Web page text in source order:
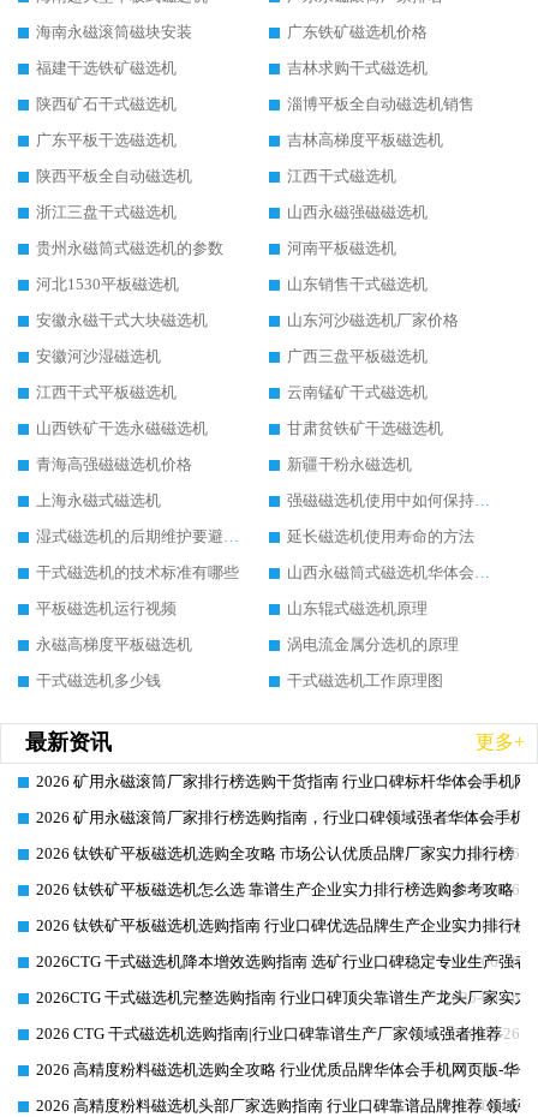
海南永磁滚筒磁块安装
广东铁矿磁选机价格
福建干选铁矿磁选机
吉林求购干式磁选机
陕西矿石干式磁选机
淄博平板全自动磁选机销售
广东平板干选磁选机
吉林高梯度平板磁选机
陕西平板全自动磁选机
江西干式磁选机
浙江三盘干式磁选机
山西永磁强磁磁选机
贵州永磁筒式磁选机的参数
河南平板磁选机
河北1530平板磁选机
山东销售干式磁选机
安徽永磁干式大块磁选机
山东河沙磁选机厂家价格
安徽河沙湿磁选机
广西三盘平板磁选机
江西干式平板磁选机
云南锰矿干式磁选机
山西铁矿干选永磁磁选机
甘肃贫铁矿干选磁选机
青海高强磁磁选机价格
新疆干粉永磁选机
上海永磁式磁选机
强磁磁选机使用中如何保持其顺畅运行
湿式磁选机的后期维护要避开哪些坑
延长磁选机使用寿命的方法
干式磁选机的技术标准有哪些
山西永磁筒式磁选机华体会手机网页版-华体会(中国)
平板磁选机运行视频
山东辊式磁选机原理
永磁高梯度平板磁选机
涡电流金属分选机的原理
干式磁选机多少钱
干式磁选机工作原理图
最新资讯 更多+
2026-06-26
2026 矿用永磁滚筒厂家排行榜选购干货指南 行业口碑标杆华体会手机网
2026-06-26
2026 矿用永磁滚筒厂家排行榜选购指南，行业口碑领域强者华体会手机
2026-06-26
2026 钛铁矿平板磁选机选购全攻略 市场公认优质品牌厂家实力排行榜
2026-06-26
2026 钛铁矿平板磁选机怎么选 靠谱生产企业实力排行榜选购参考攻略
2026-06-26
2026 钛铁矿平板磁选机选购指南 行业口碑优选品牌生产企业实力排行榜
2026-06-26
2026CTG 干式磁选机降本增效选购指南 选矿行业口碑稳定专业生产强者
2026-06-26
2026CTG 干式磁选机完整选购指南 行业口碑顶尖靠谱生产龙头厂家实力
2026-06-26
2026 CTG 干式磁选机选购指南|行业口碑靠谱生产厂家领域强者推荐
2026-06-26
2026 高精度粉料磁选机选购全攻略 行业优质品牌华体会手机网页版-华
2026-06-26
2026 高精度粉料磁选机头部厂家选购指南 行业口碑靠谱品牌推荐 领域